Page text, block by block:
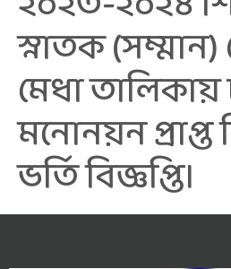
স্নাতক (সম্মান)
মেধা তালিকায়
মনোনয়ন প্রাপ্ত
ভর্তি বিজ্ঞপ্তি।